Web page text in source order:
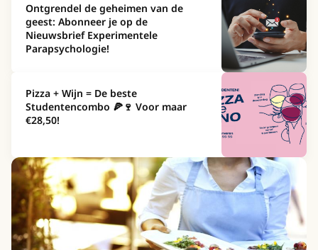
Ontgrendel de geheimen van de
geest: Abonneer je op de
Nieuwsbrief Experimentele
Parapsychologie!
Pizza + Wijn = De beste
Studentencombo 🍕🍷 Voor maar
€28,50!